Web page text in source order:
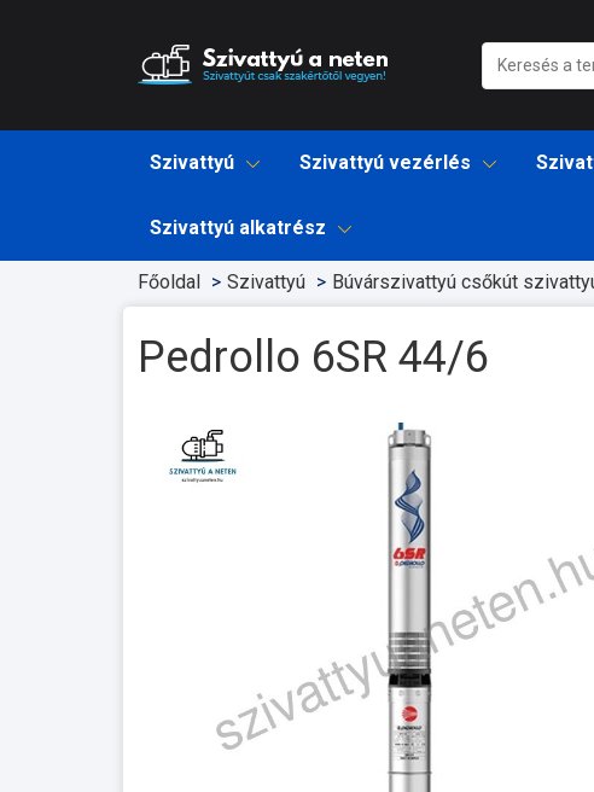
Szivattyú Szivattyú vezérlés
Szivattyú alkatrész
Főoldal Szivattyú Búvárszivattyú csőkút
Pedrollo 6SR 44/6